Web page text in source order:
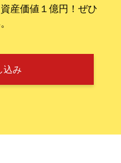
産価値１億円！ぜひ
込み